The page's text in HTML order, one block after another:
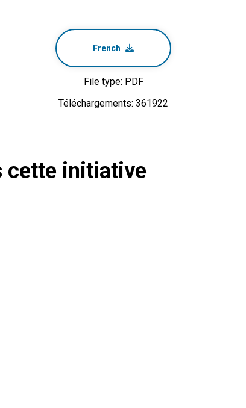
French
File type: PDF
Téléchargements: 361922
cette initiative